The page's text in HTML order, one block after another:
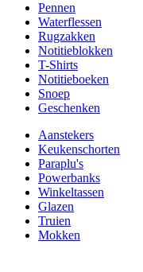
Pennen
Waterflessen
Rugzakken
Notitieblokken
T-Shirts
Notitieboeken
Snoep
Geschenken
Aanstekers
Keukenschorten
Paraplu's
Powerbanks
Winkeltassen
Glazen
Truien
Mokken